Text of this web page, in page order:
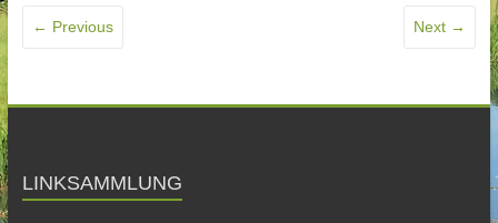
← Previous Next →
LINKSAMMLUNG